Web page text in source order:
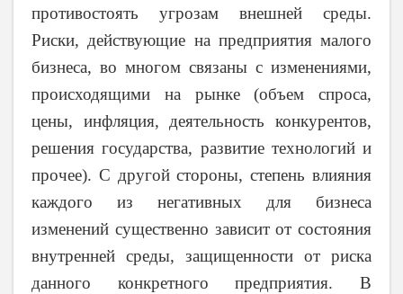
противостоять угрозам внешней среды.
Риски, действующие на предприятия малого
бизнеса, во многом связаны с изменениями,
происходящими на рынке (объем спроса,
цены, инфляция, деятельность конкурентов,
решения государства, развитие технологий и
прочее). С другой стороны, степень влияния
каждого из негативных для бизнеса
изменений существенно зависит от состояния
внутренней среды, защищенности от риска
данного конкретного предприятия. В